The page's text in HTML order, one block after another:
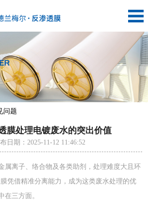
问题
膜处理电镀废水的突出价值
日期：2025-11-12 11:46:52
离子、络合物及各类助剂，处理难度大且环
凭借精准分离能力，成为这类废水处理的优
在三方面。